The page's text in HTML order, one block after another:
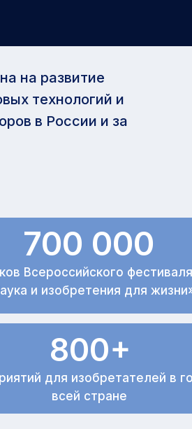
на развитие
технологий и
в России и за
Всероссийского
и изобретения для
700 000
800+
для изобретателей в
всей стране